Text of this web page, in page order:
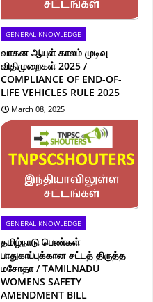
GENERAL KNOWLEDGE
வாகன ஆயுள் காலம் முடிவு
விதிமுறைகள் 2025 /
COMPLIANCE OF END-OF-
LIFE VEHICLES RULE 2025
March 08, 2025
GENERAL KNOWLEDGE
தமிழ்நாடு பெண்கள்
பாதுகாப்புக்கான சட்டத் திருத்த
மசோதா / TAMILNADU
WOMENS SAFETY
AMENDMENT BILL